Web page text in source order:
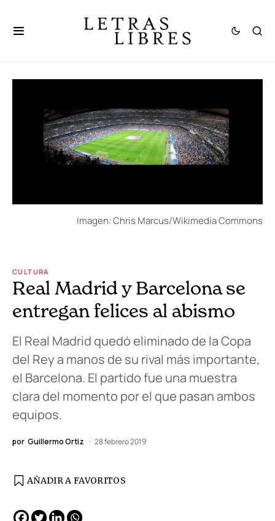
Imagen: Chris Marcus/Wikimedia Commons
CULTURA
Real Madrid y Barcelona se
entregan felices al abismo
El Real Madrid quedó eliminado de la Copa
del Rey a manos de su rival más importante,
el Barcelona. El partido fue una muestra
clara del momento por el que pasan ambos
equipos.
por Guillermo Ortiz 28 febrero 2019
AÑADIR A FAVORITOS